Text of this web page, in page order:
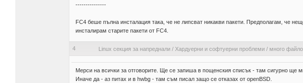
---------------
FC4 беше пълна инсталация така, че не липсват никакви пакети. Предполагам, че
инсталирам старите пакети от FC4.
4 Linux секция за напреднали / Хардуерни и софтуерни проблеми / много
Мерси на всички за отговорите. Ще се запиша в пощенския списък - там сигурно ще
Иначе да - аз питах и в hwbg - там съм писал защо се отказах от оpenBSD.